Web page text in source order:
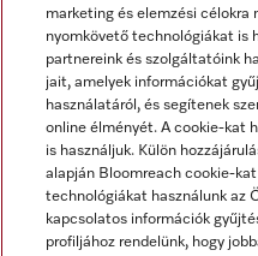
Miele a YouTube-on
Miele a Facebookon
Miele az
marketing és elemzési célokra
nyomkövető technológiákat is
partnereink és szolgáltatóink
jait, amelyek információkat
használatáról, és segítenek
online élményét. A cookie-kat
is használjuk. Külön
alapján Bloomreach cookie-
technológiákat használunk az
kapcsolatos információk
profiljához rendelünk, hogy